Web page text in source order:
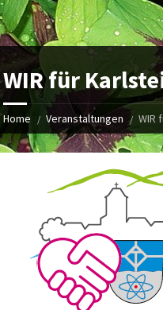
WIR für
Home Veranstaltungen WIR